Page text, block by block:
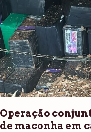
Operação
de maconha em